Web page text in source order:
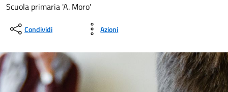
Scuola primaria 'A. Moro'
Condividi Azioni